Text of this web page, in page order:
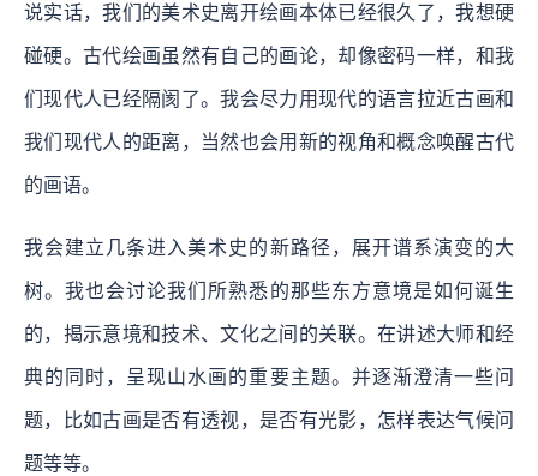
说实话，我们的美术史离开绘画本体已经很久了，我想硬
碰硬。古代绘画虽然有自己的画论，却像密码一样，和我
们现代人已经隔阂了。我会尽力用现代的语言拉近古画和
我们现代人的距离，当然也会用新的视角和概念唤醒古代
的画语。
我会建立几条进入美术史的新路径，展开谱系演变的大
树。我也会讨论我们所熟悉的那些东方意境是如何诞生
的，揭示意境和技术、文化之间的关联。在讲述大师和经
典的同时，呈现山水画的重要主题。并逐渐澄清一些问
题，比如古画是否有透视，是否有光影，怎样表达气候问
题等等。